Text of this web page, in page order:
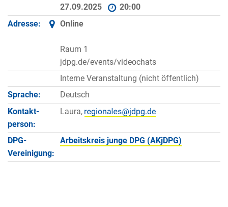
27.09.2025
20:00
Adresse:
Online
Raum 1
jdpg.de/events/videochats
Interne Veranstaltung (nicht öffentlich)
Sprache:
Deutsch
Kontakt­
person:
Laura,
DPG-
Vereinigung:
Arbeitskreis junge DPG (AKjDPG)